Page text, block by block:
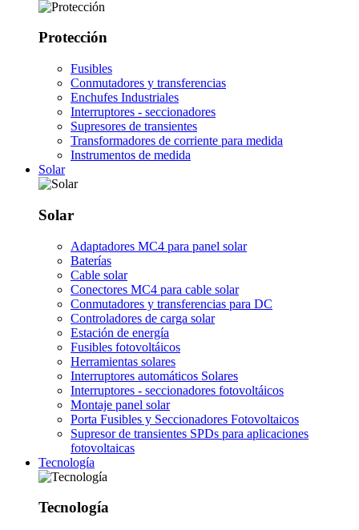
Protección
Fusibles
Conmutadores y transferencias
Enchufes Industriales
Interruptores - seccionadores
Supresores de transientes
Transformadores de corriente para medida
Instrumentos de medida
Solar
Solar
Adaptadores MC4 para panel solar
Baterías
Cable solar
Conectores MC4 para cable solar
Conmutadores y transferencias para DC
Controladores de carga solar
Estación de energía
Fusibles fotovoltáicos
Herramientas solares
Interruptores automáticos Solares
Interruptores - seccionadores fotovoltáicos
Montaje panel solar
Porta Fusibles y Seccionadores Fotovoltaicos
Supresor de transientes SPDs para aplicaciones
fotovoltaicas
Tecnología
Tecnología